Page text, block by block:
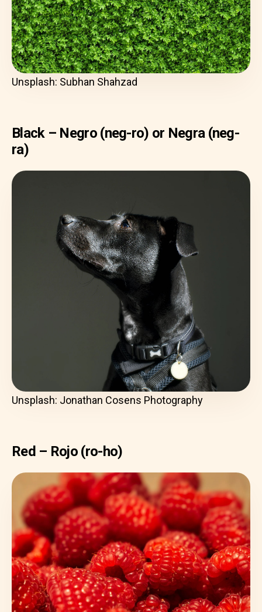
Unsplash: Subhan Shahzad
Black – Negro (neg-ro) or Negra (neg-
ra)
Unsplash: Jonathan Cosens Photography
Red – Rojo (ro-ho)